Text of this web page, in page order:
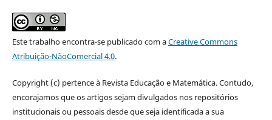
Este trabalho encontra-se publicado com aCreative Commons
Atribuição-NãoComercial 4.0.
Copyright (c) pertence à Revista Educação e Matemática. Contudo,
encorajamos que os artigos sejam divulgados nos repositórios
institucionais ou pessoais desde que seja identificada a sua